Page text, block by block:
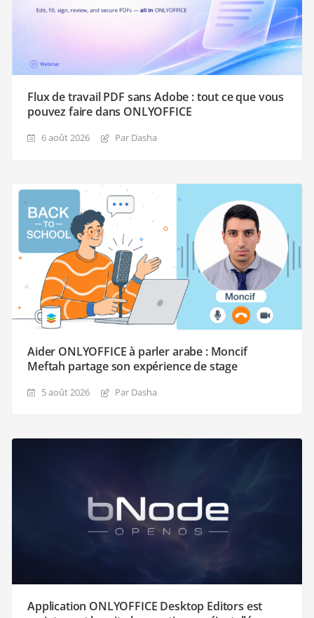
Flux de travail PDF sans Adobe : tout ce que vous
pouvez faire dans ONLYOFFICE
6 août 2026 Par Dasha
Aider ONLYOFFICE à parler arabe : Moncif
Meftah partage son expérience de stage
5 août 2026 Par Dasha
Application ONLYOFFICE Desktop Editors est